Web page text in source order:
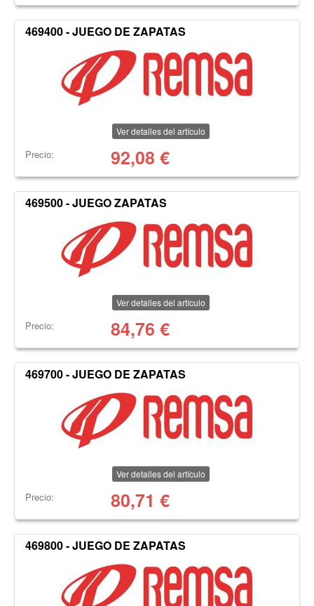
469400 - JUEGO DE ZAPATAS
Ver detalles del artículo
Precio: 92,08 €
469500 - JUEGO ZAPATAS
Ver detalles del artículo
Precio: 84,76 €
469700 - JUEGO DE ZAPATAS
Ver detalles del artículo
Precio: 80,71 €
469800 - JUEGO DE ZAPATAS